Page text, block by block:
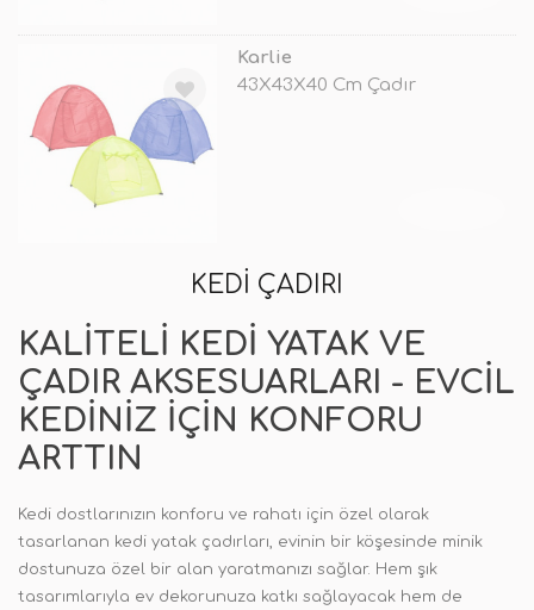
Karlie
43X43X40 Cm Çadır
KEDI ÇADIRI
KALITELI KEDI YATAK VE
ÇADIR AKSESUARLARI - EVCIL
KEDINIZ IÇIN KONFORU
ARTTIN
Kedi dostlarınızın konforu ve rahatı için özel olarak
tasarlanan kedi yatak çadırları, evinin bir köşesinde minik
dostunuza özel bir alan yaratmanızı sağlar. Hem şık
tasarımlarıyla ev dekorunuza katkı sağlayacak hem de